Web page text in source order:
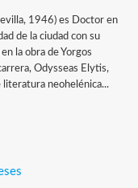
1946) es Doctor en
de la ciudad con su
la obra de Yorgos
Odysseas Elytis,
neohelénica...